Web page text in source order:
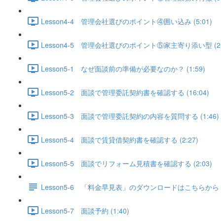
Lesson4-4 管理会社選びのポイント④囲い込み (5:01)
Lesson4-5 管理会社選びのポイント⑤家主寄り添い型
Lesson5-1 なぜ面談前の準備が必要なのか？ (1:59)
Lesson5-2 面談で管理委託契約書を確認する (16:04)
Lesson5-3 面談で管理委託契約の内容を質問する (1:46)
Lesson5-4 面談で賃貸借契約書を確認する (2:27)
Lesson5-5 面談でリフォーム見積書を確認する (2:03)
Lesson5-6 「料金早見表」のダウンロードはこちらから
Lesson5-7 面談予約 (1:40)